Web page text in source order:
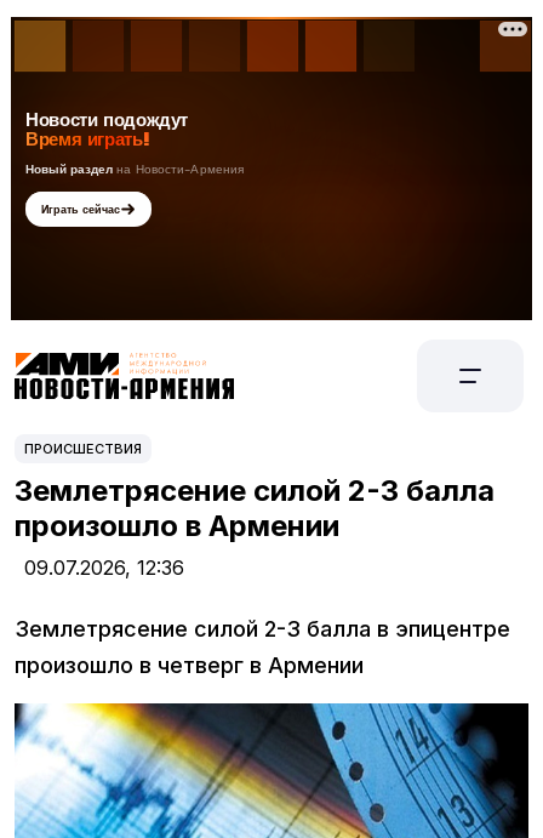
ПРОИСШЕСТВИЯ
Землетрясение силой 2-3 балла
произошло в Армении
09.07.2026, 12:36
Землетрясение силой 2-3 балла в эпицентре
произошло в четверг в Армении